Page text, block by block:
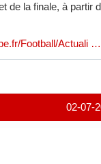
de la finale, à partir
Football/Actuali
02-07-